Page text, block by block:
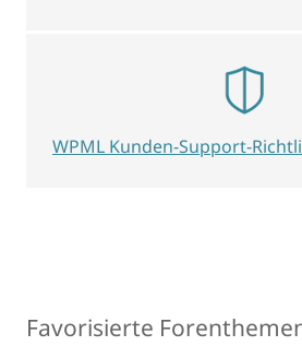
Favorisierte
WPML Kunden-Support-